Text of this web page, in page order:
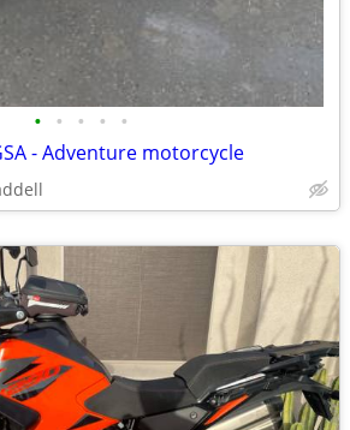
• • • • •
- Adventure motorcycle